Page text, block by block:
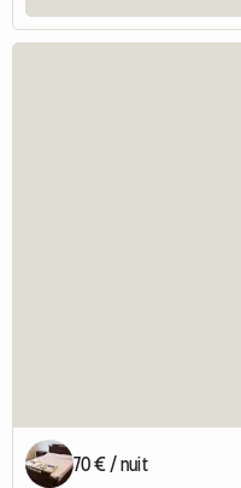
70 € / nuit